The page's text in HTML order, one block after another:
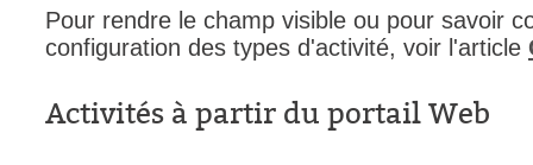
Pour rendre le champ visible ou pour savoir
configuration des types d'activité, voir l'article
Activités à partir du portail Web